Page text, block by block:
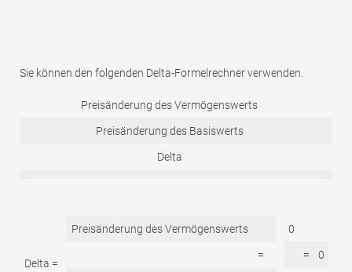
Sie können den folgenden Delta-Formelrechner verwenden.
Preisänderung des Vermögenswerts
Preisänderung des Basiswerts
Delta
Delta =
Preisänderung des Vermögenswerts
=
0
= 0